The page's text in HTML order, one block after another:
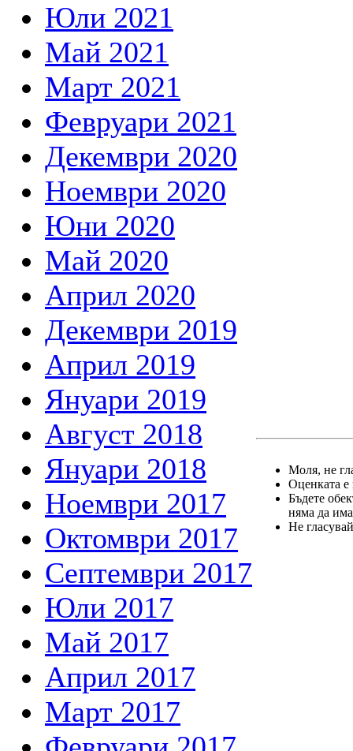
Юли 2021
Май 2021
Март 2021
Февруари 2021
Декември 2020
Ноември 2020
Юни 2020
Май 2020
Април 2020
Декември 2019
Април 2019
Януари 2019
Август 2018
Януари 2018
Ноември 2017
Октомври 2017
Септември 2017
Юли 2017
Май 2017
Април 2017
Март 2017
Моля, не
Оценката е
Бъдете
няма да
Не